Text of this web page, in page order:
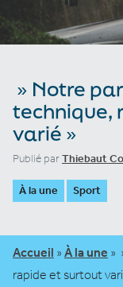
» Notre
technique,
varié »
Publié parThiebaut
À la une Sport
Accueil » À la une »
rapide et surtout